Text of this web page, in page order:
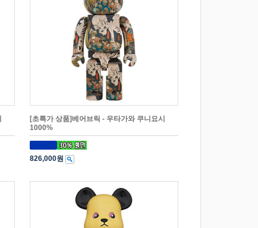
[초특가 상품]베어브릭 - 우타가와 쿠니요시
1000%
826,000원